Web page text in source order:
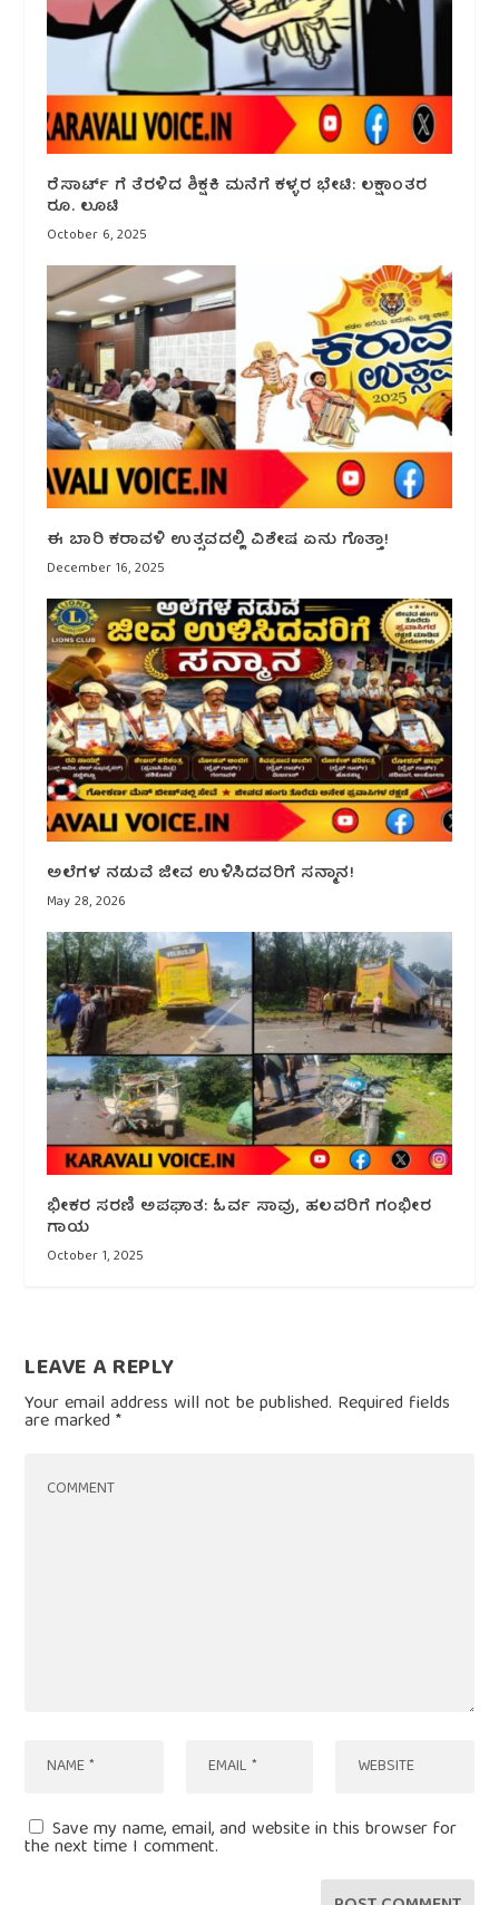
ರೆಸಾರ್ಟ್ ಗೆ ತೆರಳಿದ ಶಿಕ್ಷಕಿ ಮನೆಗೆ ಕಳ್ಳರ ಭೇಟಿ: ಲಕ್ಷಾಂತರ
ರೂ. ಲೂಟಿ
October 6, 2025
ಈ ಬಾರಿ ಕರಾವಳಿ ಉತ್ಸವದಲ್ಲಿ ವಿಶೇಷ ಏನು ಗೊತ್ತಾ!
December 16, 2025
ಅಲೆಗಳ ನಡುವೆ ಜೀವ ಉಳಿಸಿದವರಿಗೆ ಸನ್ಮಾನ!
May 28, 2026
ಭೀಕರ ಸರಣಿ ಅಪಘಾತ: ಓರ್ವ ಸಾವು, ಹಲವರಿಗೆ ಗಂಭೀರ
ಗಾಯ
October 1, 2025
LEAVE A REPLY
Your email address will not be published. Required fields
are marked*
Save my name, email, and website in this browser for
the next time I comment.